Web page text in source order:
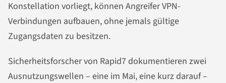
Konstellation vorliegt, können Angreifer VPN-
Verbindungen aufbauen, ohne jemals gültige
Zugangsdaten zu besitzen.
Sicherheitsforscher von Rapid7 dokumentieren zwei
Ausnutzungswellen – eine im Mai, eine kurz darauf –